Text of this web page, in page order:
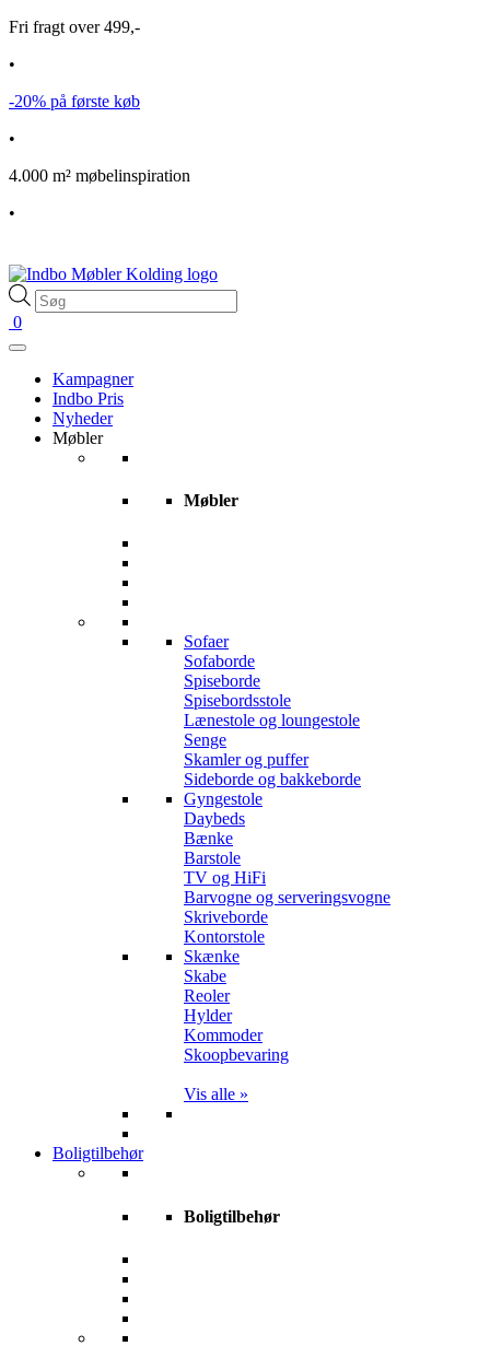
Fri fragt over 499,-
•
-20% på første køb
•
4.000 m² møbelinspiration
•
Products
search
0
Kampagner
Indbo Pris
Nyheder
Møbler
Møbler
Sofaer
Sofaborde
Spiseborde
Spisebordsstole
Lænestole og loungestole
Senge
Skamler og puffer
Sideborde og bakkeborde
Gyngestole
Daybeds
Bænke
Barstole
TV og HiFi
Barvogne og serveringsvogne
Skriveborde
Kontorstole
Skænke
Skabe
Reoler
Hylder
Kommoder
Skoopbevaring
Vis alle »
Boligtilbehør
Boligtilbehør